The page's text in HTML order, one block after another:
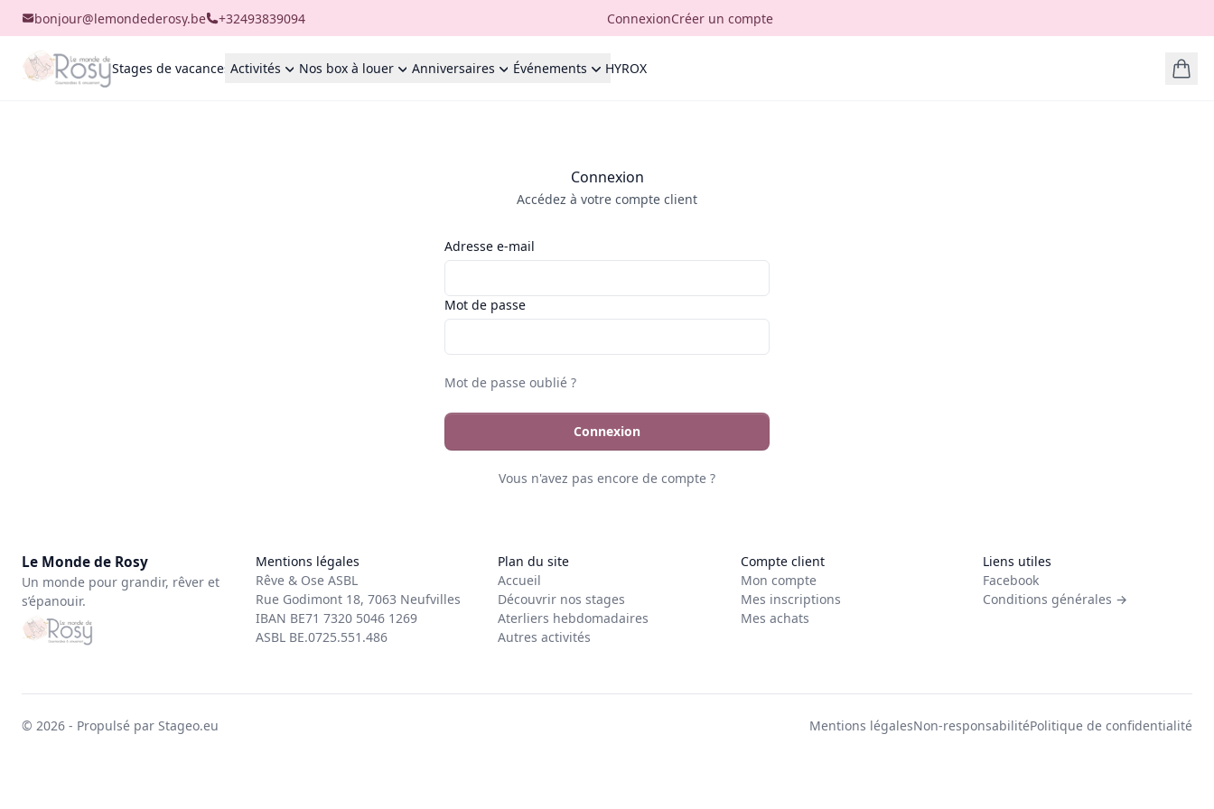
bonjour@lemondederosy.be +32493839094 ConnexionCréer un compte
Stages de vacancesActivités Nos box à louer Anniversaires Événements HYROX
Connexion
Accédez à votre compte client
Adresse e-mail
Mot de passe
Mot de passe oublié ?
Connexion
Vous n'avez pas encore de compte ?
Le Monde de Rosy
Un monde pour grandir, rêver et
s’épanouir.
Mentions légales
Rêve & Ose ASBL
Rue Godimont 18, 7063 Neufvilles
IBAN BE71 7320 5046 1269
ASBL BE.0725.551.486
Plan du site
Accueil
Découvrir nos stages
Aterliers hebdomadaires
Autres activités
Compte client
Mon compte
Mes inscriptions
Mes achats
Liens utiles
Facebook
Conditions générales →
© 2026 - Propulsé par Stageo.eu Mentions légalesNon-responsabilitéPolitique de confidentialité